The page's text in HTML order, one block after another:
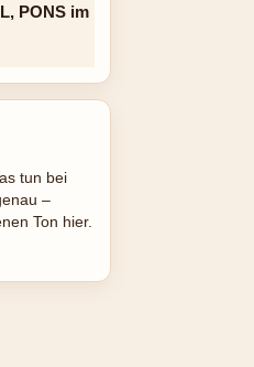
PONS im
Wien
Bitte